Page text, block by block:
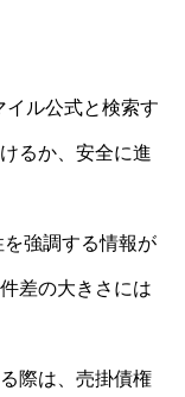
ル公式と検索す
るか、安全に進
強調する情報が
差の大きさには
際は、売掛債権